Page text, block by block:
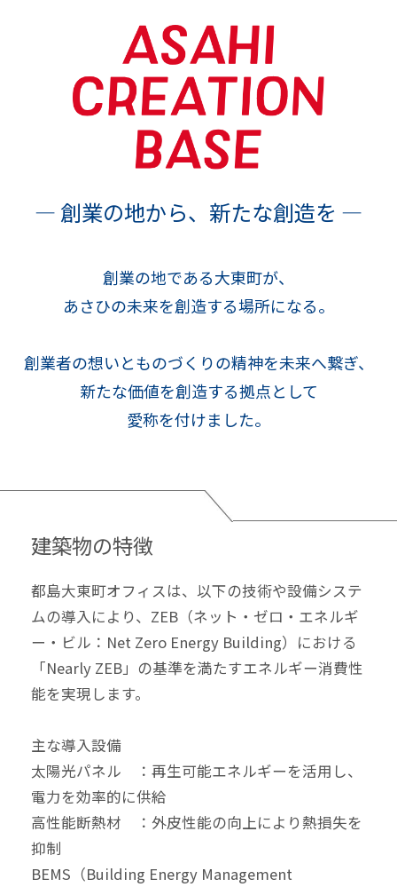
― 創業の地から、新たな創造を ―
創業の地である大東町が、
あさひの未来を創造する場所になる。
創業者の想いとものづくりの精神を未来へ繋ぎ、
新たな価値を創造する拠点として
愛称を付けました。
建築物の特徴
都島大東町オフィスは、以下の技術や設備システ
ムの導入により、 ZEB（ネット・ゼロ・エネルギ
ー・ビル：Net Zero Energy Building）における
「Nearly ZEB」の基準を満たすエネルギー消費性
能を実現します。
主な導入設備
太陽光パネル ：再生可能エネルギーを活用し、
電力を効率的に供給
高性能断熱材 ：外皮性能の向上により熱損失を
抑制
BEMS（Building Energy Management